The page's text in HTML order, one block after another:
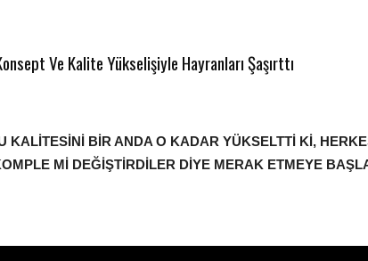
Ve Kalite Yükselişiyle Hayranları Şaşırttı
KALİTESİNİ BİR ANDA O KADAR YÜKSELTTİ Kİ,
Mİ DEĞİŞTİRDİLER DİYE MERAK ETMEYE